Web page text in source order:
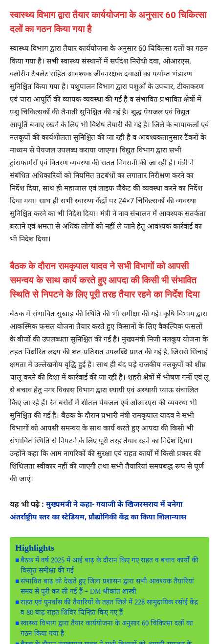
स्वास्थ्य विभाग द्वारा तैयार कार्ययोजना के अनुसार 60 चिकित्सा
दलों का गठन किया गया है
स्वास्थ्य विभाग द्वारा तैयार कार्ययोजना के अनुसार 60 चिकित्सा दलों का गठन
किया गया है। सभी स्वास्थ्य संस्थानों में सर्पदंश निरोधी दवा, ओआरएस,
क्लोरीन टैबलेट सहित आवश्यक जीवनरक्षक दवाओं का पर्याप्त भंडारण
सुनिश्चित किया गया है। पशुपालन विभाग द्वारा पशुओं के उपचार, टीकाकरण
एवं चारा आपूर्ति की व्यापक व्यवस्था की गई है व संभावित प्रभावित क्षेत्रों में
पशु चिकित्सकों की तैनाती सुनिश्चित की गई है। शुद्ध पेयजल एवं विद्युत
आपूर्ति बनाए रखने के लिए भी विशेष तैयारी की गई है। जिले के चापाकलों एवं
नलकूपों की कार्यशीलता सुनिश्चित की जा रही है व आवश्यकतानुसार टैंकरों के
माध्यम से पेयजल उपलब्ध कराया जाएगा। विद्युत विभाग द्वारा सभी
ट्रांसफार्मरों एवं वितरण व्यवस्था की सतत निगरानी की जा रही है। मंत्री ने
संबंधित अधिकारियों को नियमित तटबंधों का लगातार निरीक्षण करने का
निर्देश दिया, साथ ही महाजाल एवं लाइफ जैकेट की व्यवस्था करने का निर्देश
दिया गया। साथ ही सभी स्वास्थ्य केंद्रों पर 24×7 चिकित्सकों की व्यवस्था
सुनिश्चित करने का भी निदेश दिया। मंत्री ने नाव संचालन में आवश्यक सतर्कता
बरतने एवं क्षमता से अधिक लोगों को नहीं ले जाने हेतु आवश्यक कार्रवाई का
भी निदेश दिया।
बैठक के दौरान रामकृपाल यादव ने सभी विभागों को आपसी
समन्वय के साथ कार्य करते हुए आपदा की किसी भी संभावित
स्थिति से निपटने के लिए पूरी तरह तैयार रहने का निर्देश दिया
बैठक में संभावित सुखाड़ की स्थिति की भी समीक्षा की गई। कृषि विभाग द्वारा
आकस्मिक फसल योजना तैयार करते हुए किसानों के लिए वैकल्पिक फसलों
के बीजों की उपलब्धता सुनिश्चित की गई है। मुख्यमंत्री निजी नलकूप योजना के
तहत निर्धारित लक्ष्य की शत-प्रतिशत उपलब्धि प्राप्त की गई है, जिससे सिंचाई
क्षमता में उल्लेखनीय वृद्धि हुई है। साथ ही बंद पड़े राजकीय नलकूपों को शीघ्र
चालू करने की दिशा में कार्रवाई की जा रही है। शहरी क्षेत्रों में भीषण गर्मी एवं लू
से बचाव हेतु नगर विकास विभाग द्वारा स्थायी एवं अस्थायी प्याऊ संचालित
किए जा रहे हैं। रैन बसेरों में शीतल पेयजल एवं ओआरएस की व्यवस्था भी
सुनिश्चित की गई है। बैठक के दौरान प्रभारी मंत्री रामकृपाल यादव ने सभी
विभागों को आपसी समन्वय के साथ कार्य करते हुए आपदा की किसी भी
संभावित स्थिति से निपटने के लिए पूरी तरह तैयार रहने का निर्देश दिया।
उन्होंने कहा कि आम नागरिकों की सुरक्षा एवं राहत कार्यों में किसी प्रकार की
शिथिलता स्वीकार नहीं की जाएगी तथा सभी तैयारियां समयबद्ध रूप से पूर्ण
की जाएं।
यह भी पढ़े : मुख्यमंत्री ने कहा- गयाजी के खिजरसराय में बनेगा
अंतर्राष्ट्रीय स्तर का स्टेडियम, प्रौद्योगिकी केंद्र का किया शिलान्यास
Highlights
बैठक में वर्ष 2025 में आई बाढ़ के दौरान किए गए राहत व बचाव कार्यों की
विस्तृत समीक्षा की गई
संभावित बाढ़ को देखते हुए जिला प्रशासन द्वारा सभी आवश्यक तैयारियां
समय से पूरी कर ली गई हैं – DM श्रीकांत शास्त्री
राहत एवं पुनर्वास की तैयारियों के तहत जिले में 228 सामुदायिक रसोई केंद्र
व 80 बाढ़ राहत शिविर चिन्हित किए गए हैं
स्वास्थ्य विभाग द्वारा तैयार कार्ययोजना के अनुसार 60 चिकित्सा दलों का
गठन किया गया है